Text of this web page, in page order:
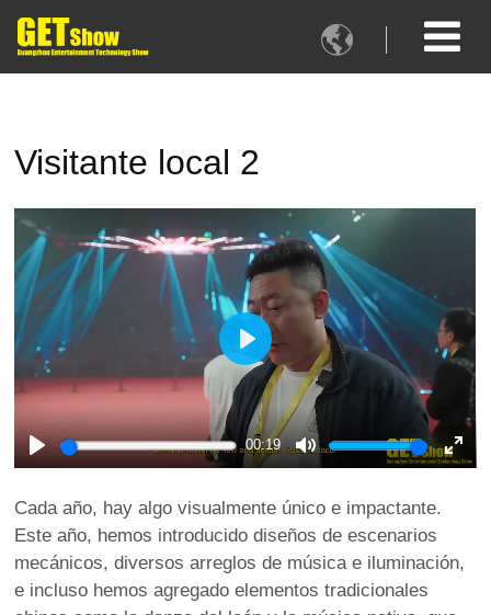

Visitante local 2
Play
00:19
Mute
Play
Cada año, hay algo visualmente único e impactante.
Este año, hemos introducido diseños de escenarios
mecánicos, diversos arreglos de música e iluminación,
e incluso hemos agregado elementos tradicionales